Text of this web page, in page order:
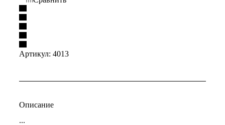
Артикул: 4013
Описание
...